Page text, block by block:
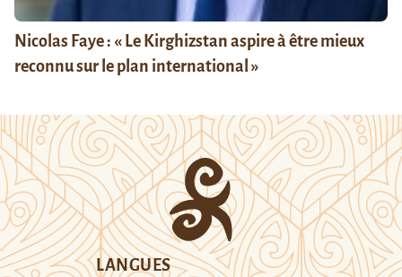
Nicolas Faye : « Le Kirghizstan aspire à être mieux
reconnu sur le plan international »
LANGUES